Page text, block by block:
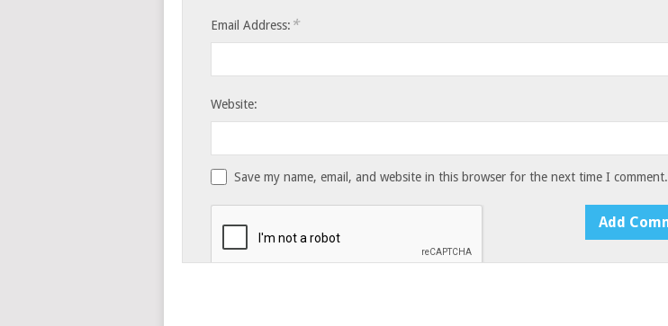
Email Address: *
Website:
Save my name, email, and website in this browser for the next time I comment.